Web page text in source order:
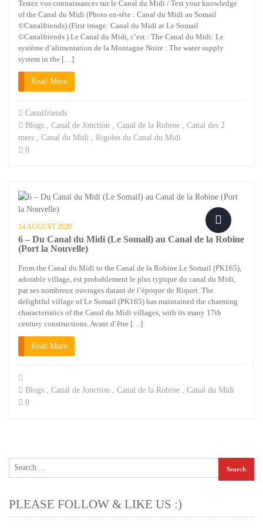
Testez vos connaissances sur le Canal du Midi / Test your knowledge
of the Canal du Midi (Photo en-tête : Canal du Midi au Somail
©Canalfriends) (First image: Canal du Midi at Le Somail
©Canalfriends ) Le Canal du Midi, c’est : The Canal du Midi: Le
système d’alimentation de la Montagne Noire : The water supply
system in the […]
Read More
Canalfriends
Blogs , Canal de Jonction , Canal de la Robine , Canal des 2
mers , Canal du Midi , Rigoles du Canal du Midi
0
14 AUGUST 2020
6 – Du Canal du Midi (Le Somail) au Canal de la Robine
(Port la Nouvelle)
From the Canal du Midi to the Canal de la Robine Le Somail (PK165),
adorable village, est probablement le plus typique du canal du Midi,
par ses nombreux ouvrages datant de l’époque de Riquet. The
delightful village of Le Somail (PK165) has maintained the charming
characteristics of the Canal du Midi villages, with its many 17th
century constructions. Avant d’être […]
Read More
Blogs , Canal de Jonction , Canal de la Robine , Canal du Midi
0
PLEASE FOLLOW & LIKE US :)